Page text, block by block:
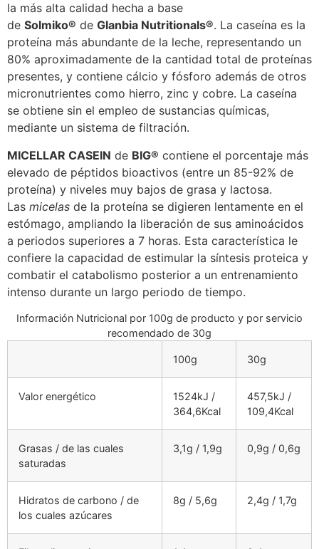
la más alta calidad hecha a base
de Solmiko® de Glanbia Nutritionals®. La caseína es la
proteína más abundante de la leche, representando un
80% aproximadamente de la cantidad total de proteínas
presentes, y contiene cálcio y fósforo además de otros
micronutrientes como hierro, zinc y cobre. La caseína
se obtiene sin el empleo de sustancias químicas,
mediante un sistema de filtración.
MICELLAR CASEIN de BIG® contiene el porcentaje más
elevado de péptidos bioactivos (entre un 85-92% de
proteína) y niveles muy bajos de grasa y lactosa.
Las micelas de la proteína se digieren lentamente en el
estómago, ampliando la liberación de sus aminoácidos
a periodos superiores a 7 horas. Esta característica le
confiere la capacidad de estimular la síntesis proteica y
combatir el catabolismo posterior a un entrenamiento
intenso durante un largo periodo de tiempo.
Información Nutricional por 100g de producto y por servicio
recomendado de 30g
100g 30g
Valor energético
1524kJ /
364,6Kcal
457,5kJ /
109,4Kcal
Grasas / de las cuales
saturadas
3,1g / 1,9g 0,9g / 0,6g
Hidratos de carbono / de
los cuales azúcares
8g / 5,6g 2,4g / 1,7g